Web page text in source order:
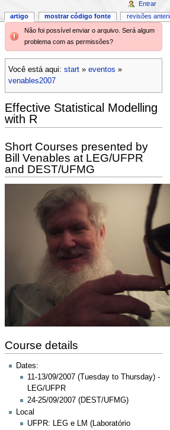
Não foi possível enviar o arquivo. Será algum
problema com as permissões?
Você está aqui: start» eventos »
venables2007
Effective Statistical Modelling
with R
Short Courses presented by
Bill Venables at LEG/UFPR
and DEST/UFMG
Course details
Dates:
11-13/09/2007 (Tuesday to Thursday) -
LEG/UFPR
24-25/09/2007 (DEST/UFMG)
Local
UFPR: LEG e LM (Laboratório
artigo mostrar código fonte revisões
Entrar